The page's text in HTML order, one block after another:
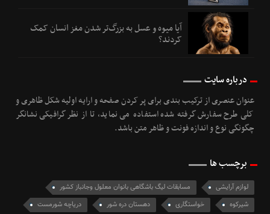
آیا میوه و عسل به بزرگ‌تر شدن مغز انسان کمک
کردند؟
درباره سایت
عنوان عنصری از ترکیب بندی برای پر کردن صفحه و ارایه اولیه شکل ظاهری و
کلی طرح سفارش گرفته شده استفاده می نماید، تا از نظر گرافیکی نشانگر
چگونگی نوع و اندازه فونت و ظاهر متن باشد.
برچسب ها
لوازم آرایشی
مسابقات لیگ باشگاهی بانوان معلول وجانباز کشور
شیرکوه
خواستگاری دهستان دره شور دریاچه شورمست